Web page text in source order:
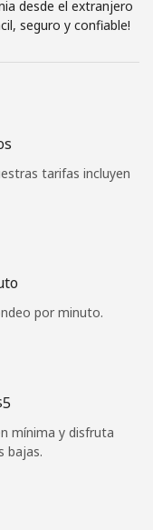
→
tu contraseña? →
desde el extranjero
seguro y confiable!
tarifas incluyen
por minuto.
mínima y disfruta
bajas.